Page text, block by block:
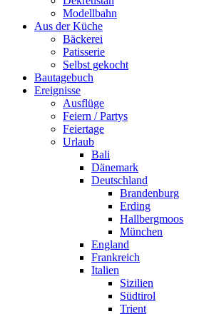
Modellbahn
Aus der Küche
Bäckerei
Patisserie
Selbst gekocht
Bautagebuch
Ereignisse
Ausflüge
Feiern / Partys
Feiertage
Urlaub
Bali
Dänemark
Deutschland
Brandenburg
Erding
Hallbergmoos
München
England
Frankreich
Italien
Sizilien
Südtirol
Trient